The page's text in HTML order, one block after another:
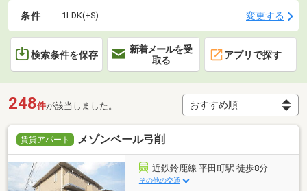
条件 1LDK(+S) 変更する
検索条件を保存
新着メールを受
取る
アプリで探す
248件が該当しました。
賃貸アパート メゾンベール弓削
近鉄鈴鹿線 平田町駅 徒歩8分
その他の交通